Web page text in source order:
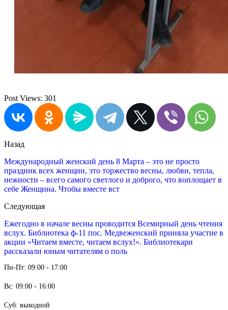
Post Views: 301
Назад
Международный женский день 8 Марта – это не просто
праздник всех женщин, это торжество весны, любви, тепла,
нежности – всего самого светлого и доброго, что воплощает в
себе Женщина. Чтобы вместе вст
Следующая
Ежегодно в начале весны проводится Всемирный день чтения
вслух. Библиотека ф-11 пос. Медвеженский приняла участие в
акции «Читаем вместе, читаем вслух!». Библиотекари
рассказали юным читателям о поль
Пн-Пт: 09:00 - 17:00
Вс: 09:00 - 16:00
Суб: выходной